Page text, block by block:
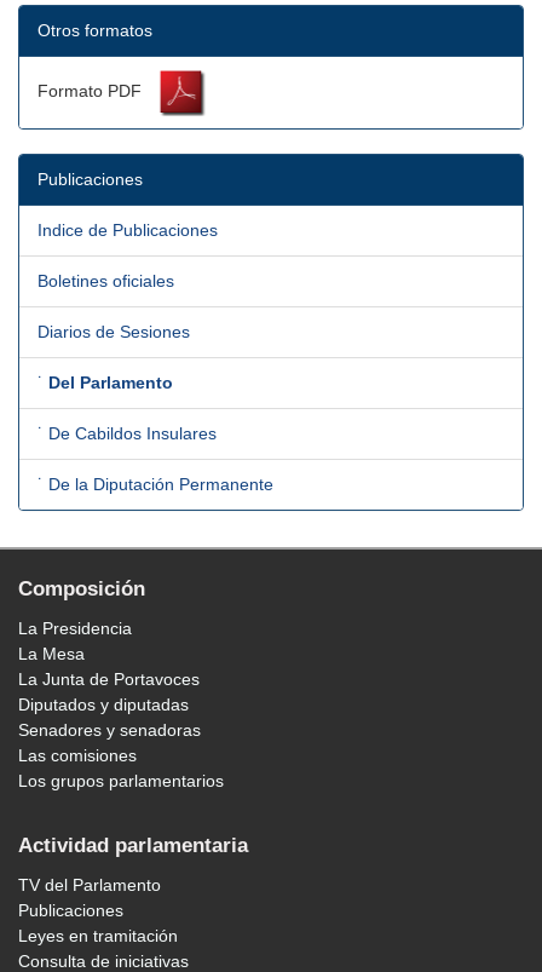
Otros formatos
Formato PDF
Publicaciones
Indice de Publicaciones
Boletines oficiales
Diarios de Sesiones
˙ Del Parlamento
˙ De Cabildos Insulares
˙ De la Diputación Permanente
Composición
La Presidencia
La Mesa
La Junta de Portavoces
Diputados y diputadas
Senadores y senadoras
Las comisiones
Los grupos parlamentarios
Actividad parlamentaria
TV del Parlamento
Publicaciones
Leyes en tramitación
Consulta de iniciativas